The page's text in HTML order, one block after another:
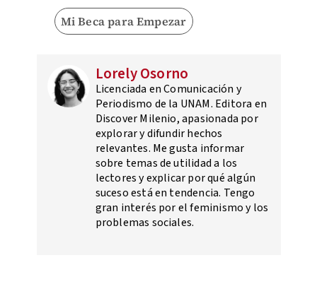
Mi Beca para Empezar
Lorely Osorno
Licenciada en Comunicación y
Periodismo de la UNAM. Editora en
Discover Milenio, apasionada por
explorar y difundir hechos
relevantes. Me gusta informar
sobre temas de utilidad a los
lectores y explicar por qué algún
suceso está en tendencia. Tengo
gran interés por el feminismo y los
problemas sociales.